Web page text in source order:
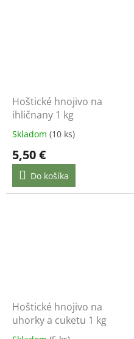
Hoštické hnojivo na
ihličnany 1 kg
Skladom (10 ks)
5,50 €
Do košíka
Hoštické hnojivo na
uhorky a cuketu 1 kg